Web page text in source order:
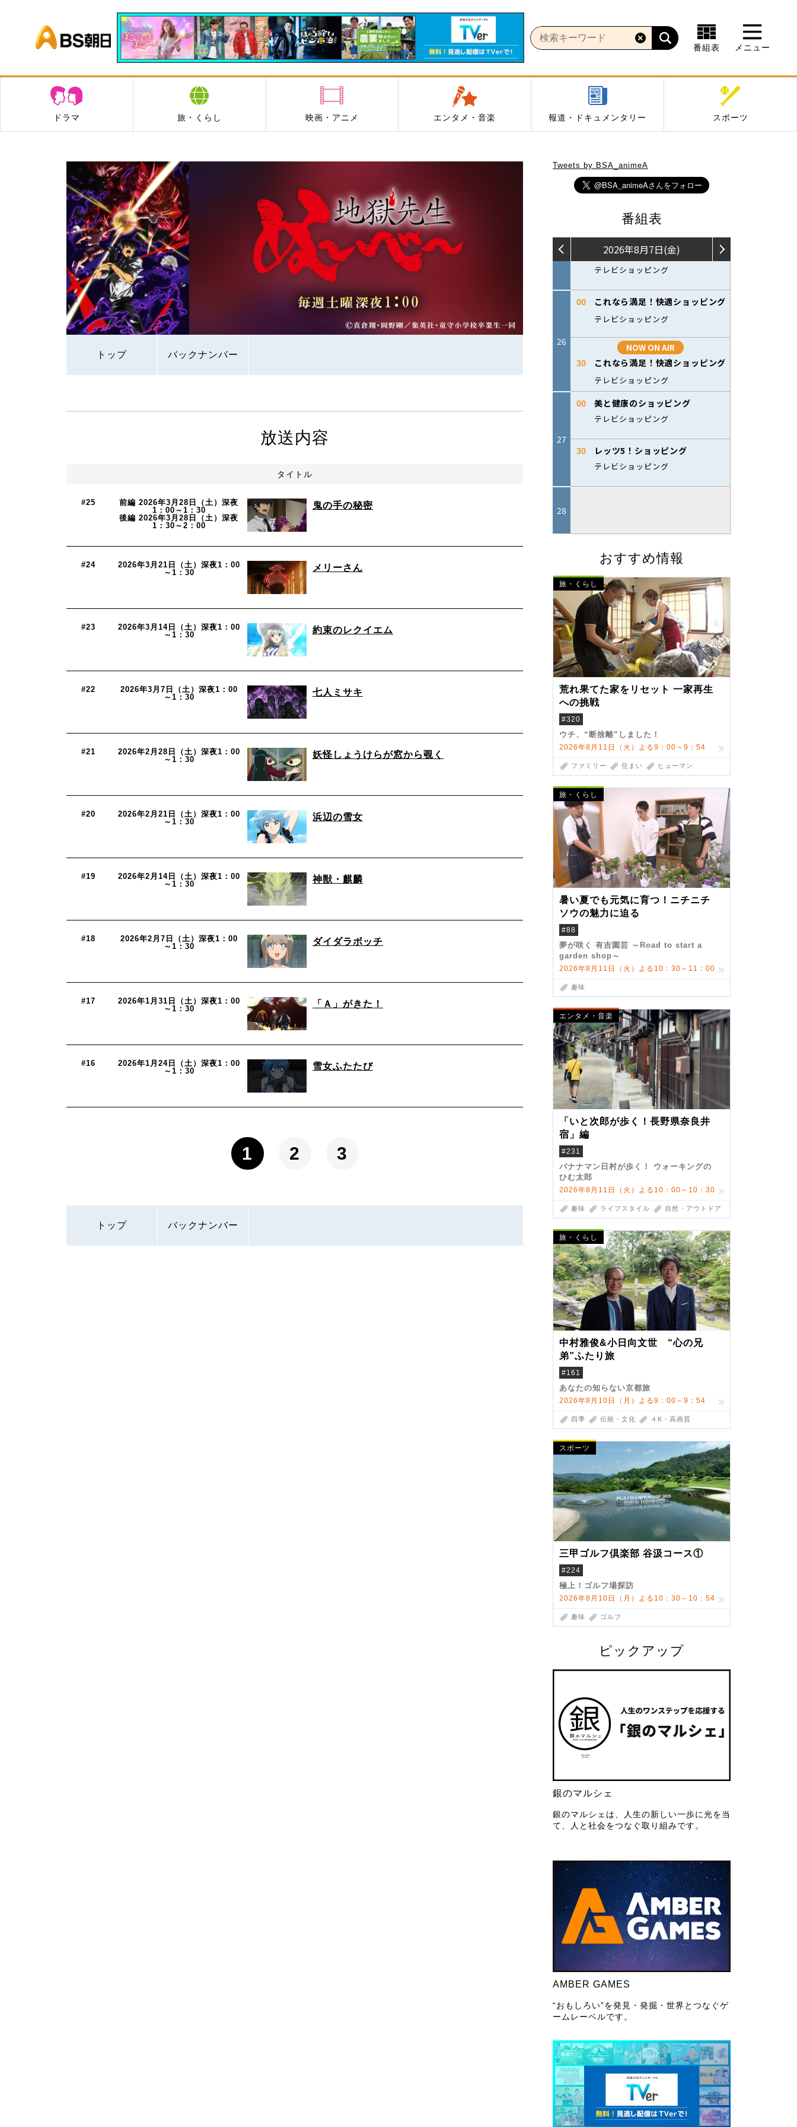
BS朝日
番組表 メニュー
ドラマ 旅・くらし 映画・アニメ エンタメ・音楽 報道・ドキュメンタリー スポーツ
トップ バックナンバー
Tweets by BSA_animeA
番組表
おすすめ情報
旅・くらし
荒れ果てた家をリセット 一家再生
への挑戦
#320
ウチ、“断捨離”しました！
2026年8月11日（火）よる9：00～9：54
ファミリー 住まい ヒューマン
旅・くらし
暑い夏でも元気に育つ！ニチニチ
ソウの魅力に迫る
#88
夢が咲く 有吉園芸 ～Road to start a
garden shop～
2026年8月11日（火）よる10：30～11：00
趣味
エンタメ・音楽
「いと次郎が歩く！長野県奈良井
宿」編
#231
バナナマン日村が歩く！ ウォーキングの
ひむ太郎
2026年8月11日（火）よる10：00～10：30
趣味 ライフスタイル 自然・アウトドア
旅・くらし
中村雅俊&小日向文世 “心の兄
弟”ふたり旅
#161
あなたの知らない京都旅
2026年8月10日（月）よる9：00～9：54
四季 伝統・文化 ４K・高画質
スポーツ
三甲ゴルフ倶楽部 谷汲コース①
#224
極上！ゴルフ場探訪
2026年8月10日（月）よる10：30～10：54
趣味 ゴルフ
ピックアップ
銀のマルシェ
銀のマルシェは、人生の新しい一歩に光を当
て、人と社会をつなぐ取り組みです。
AMBER GAMES
“おもしろい”を発見・発掘・世界とつなぐゲ
ームレーベルです。
放送内容
タイトル
#25
前編 2026年3月28日（土）深夜
1：00～1：30
後編 2026年3月28日（土）深夜
1：30～2：00
鬼の手の秘密
#24
2026年3月21日（土）深夜1：00
～1：30
メリーさん
#23
2026年3月14日（土）深夜1：00
～1：30
約束のレクイエム
#22
2026年3月7日（土）深夜1：00
～1：30
七人ミサキ
#21
2026年2月28日（土）深夜1：00
～1：30
妖怪しょうけらが窓から覗く
#20
2026年2月21日（土）深夜1：00
～1：30
浜辺の雪女
#19
2026年2月14日（土）深夜1：00
～1：30
神獣・麒麟
#18
2026年2月7日（土）深夜1：00
～1：30
ダイダラボッチ
#17
2026年1月31日（土）深夜1：00
～1：30
「Ａ」がきた！
#16
2026年1月24日（土）深夜1：00
～1：30
雪女ふたたび
1 2 3
トップ バックナンバー